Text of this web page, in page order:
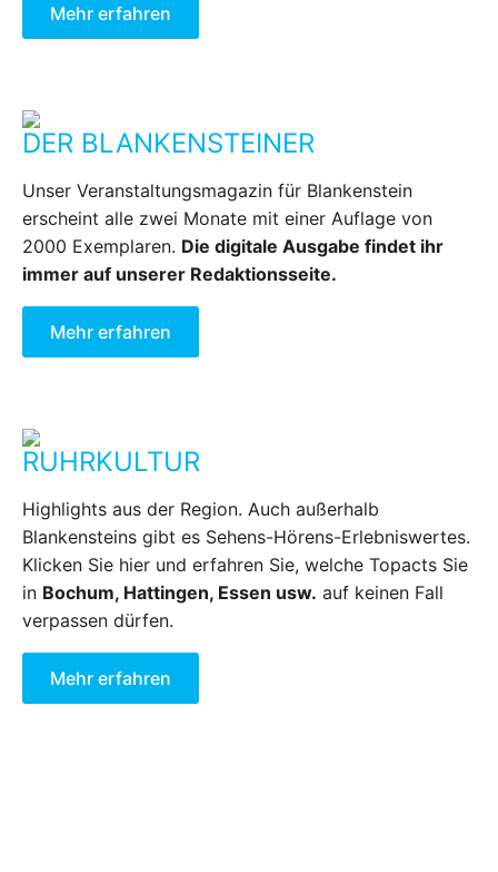
Mehr erfahren
DER BLANKENSTEINER
Unser Veranstaltungsmagazin für Blankenstein
erscheint alle zwei Monate mit einer Auflage von
2000 Exemplaren. Die digitale Ausgabe findet ihr
immer auf unserer Redaktionsseite.
Mehr erfahren
RUHRKULTUR
Highlights aus der Region. Auch außerhalb
Blankensteins gibt es Sehens-Hörens-Erlebniswertes.
Klicken Sie hier und erfahren Sie, welche Topacts Sie
in Bochum, Hattingen, Essen usw. auf keinen Fall
verpassen dürfen.
Mehr erfahren